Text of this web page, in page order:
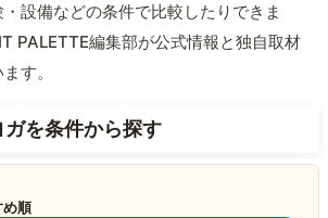
設備などの条件で比較したりできま
PALETTE編集部が公式情報と独自取材
す。
を条件から探す
め順